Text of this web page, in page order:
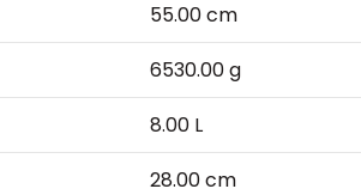
55.00 cm
6530.00 g
8.00 L
28.00 cm